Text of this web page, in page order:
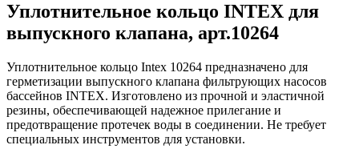
Уплотнительное кольцо INTEX для
выпускного клапана, арт.10264
Уплотнительное кольцо Intex 10264 предназначено для
герметизации выпускного клапана фильтрующих насосов
бассейнов INTEX. Изготовлено из прочной и эластичной
резины, обеспечивающей надежное прилегание и
предотвращение протечек воды в соединении. Не требует
специальных инструментов для установки.